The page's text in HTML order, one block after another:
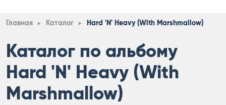
Главная Каталог Hard 'N' Heavy (With Marshmallow)
Каталог по альбому
Hard 'N' Heavy (With
Marshmallow)